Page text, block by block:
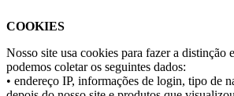
COOKIES
Nosso site usa cookies para fazer a
podemos coletar os seguintes dados:
• endereço IP, informações de login, tipo de